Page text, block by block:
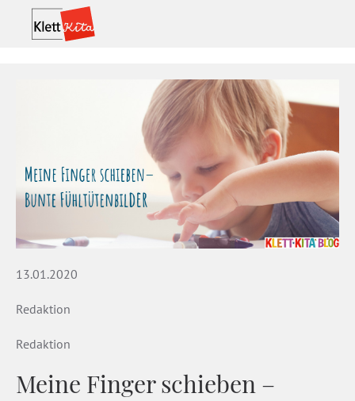
13.01.2020
Redaktion
Redaktion
Meine Finger schieben –